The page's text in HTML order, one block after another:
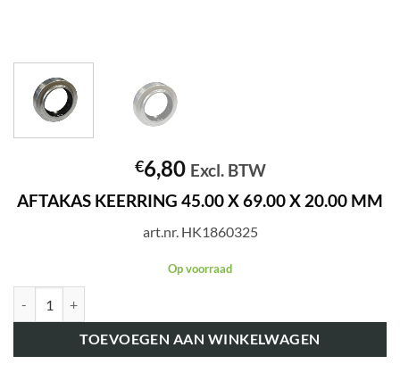
€6,80 Excl. BTW
AFTAKAS KEERRING 45.00 X 69.00 X 20.00 MM
art.nr. HK1860325
Op voorraad
TOEVOEGEN AAN WINKELWAGEN